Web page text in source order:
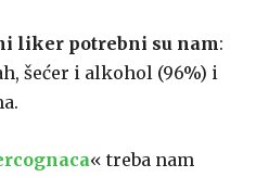
liker potrebni su nam:
šećer i alkohol (96%) i
« treba nam